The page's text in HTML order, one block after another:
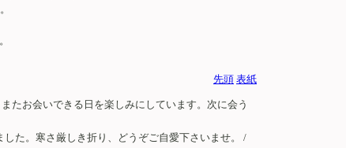
先頭 表紙
たお会いできる日を楽しみにしています。次に会う
た。寒さ厳しき折り、どうぞご自愛下さいませ。 /